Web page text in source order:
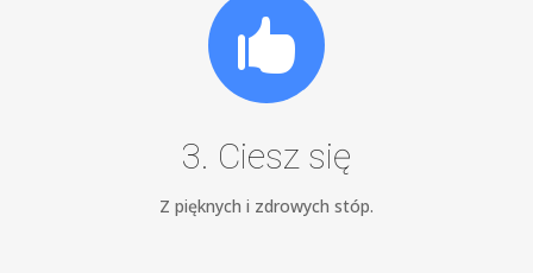

3. Ciesz się
Z pięknych i zdrowych stóp.